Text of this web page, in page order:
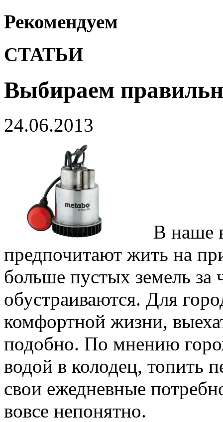
Рекомендуем
СТАТЬИ
Выбираем
24.06.2013
В наше
предпочитают жить на
больше пустых земель за
обустраиваются. Для
комфортной жизни,
подобно. По мнению
водой в колодец, топить
свои ежедневные
вовсе непонятно.